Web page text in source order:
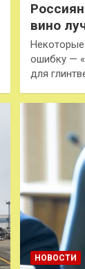
вино
ошибку —
для
НОВОСТИ